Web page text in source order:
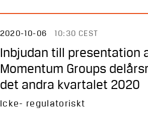
2020-10-06 10:30 CEST
Inbjudan till presentation
Momentum Groups
det andra kvartalet 2020
Icke- regulatoriskt